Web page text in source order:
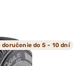
doručenie do 5 - 10 dní